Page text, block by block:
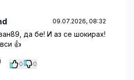
09.07.2026, 08:32
да бе! И аз се шокирах!
👍
0 0